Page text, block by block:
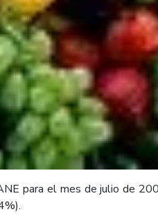
para el mes de julio de